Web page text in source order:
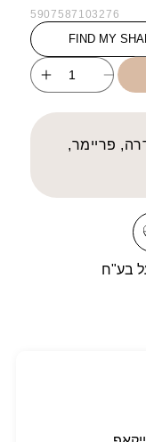
SKU:
5907587103276
FIND MY
Decrease
MAKEUP
for
27TG
פריימר,
בע"ח